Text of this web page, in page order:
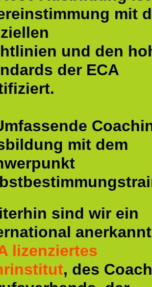
mit
und den
der ECA
mit dem
sind wir ein
lizenziertes
, des